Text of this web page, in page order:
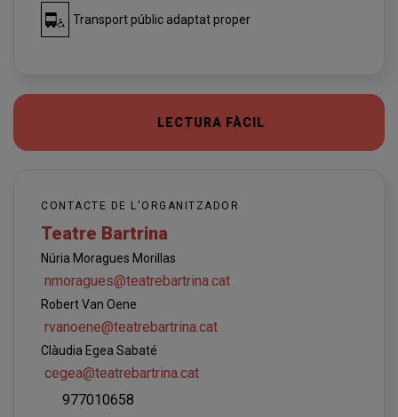
Transport públic adaptat proper
LECTURA FÀCIL
CONTACTE DE L'ORGANITZADOR
Teatre Bartrina
Núria Moragues Morillas
nmoragues@teatrebartrina.cat
Robert Van Oene
rvanoene@teatrebartrina.cat
Clàudia Egea Sabaté
cegea@teatrebartrina.cat
977010658